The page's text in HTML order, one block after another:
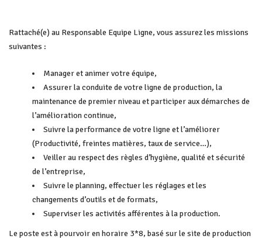
Rattaché(e) au Responsable Equipe Ligne, vous assurez les missions
suivantes :
Manager et animer votre équipe,
Assurer la conduite de votre ligne de production, la
maintenance de premier niveau et participer aux démarches de
l’amélioration continue,
Suivre la performance de votre ligne et l’améliorer
(Productivité, freintes matières, taux de service…),
Veiller au respect des règles d’hygiène, qualité et sécurité
de l’entreprise,
Suivre le planning, effectuer les réglages et les
changements d’outils et de formats,
Superviser les activités afférentes à la production.
Le poste est à pourvoir en horaire 3*8, basé sur le site de production